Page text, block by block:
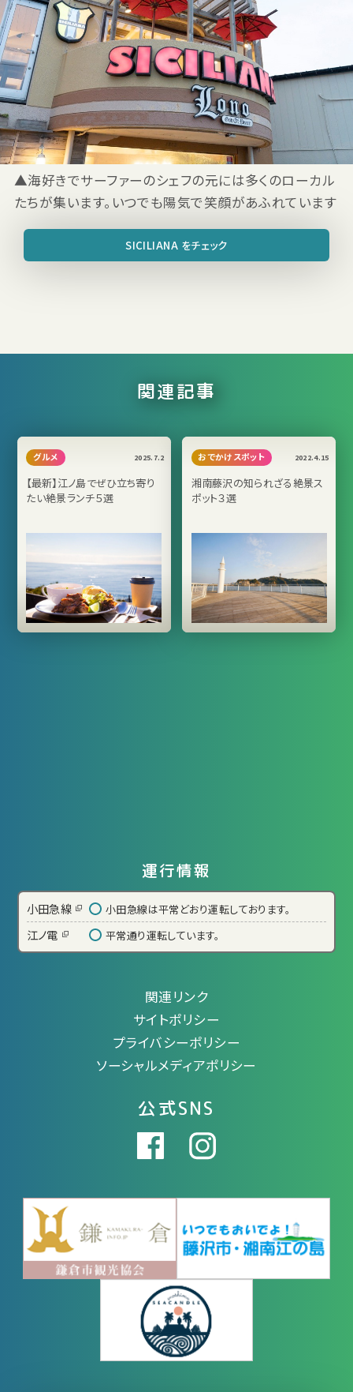
▲海好きでサーファーのシェフの元には多くのローカル
たちが集います。いつでも陽気で笑顔があふれています
SICILIANA をチェック
関連記事
グルメ 2025.7.2
【最新】江ノ島でぜひ立ち寄り
たい絶景ランチ５選
おでかけスポット 2022.4.15
湘南藤沢の知られざる絶景ス
ポット３選
運行情報
小田急線 小田急線は平常どおり運転しております。
江ノ電 平常通り運転しています。
関連リンク
サイトポリシー
プライバシーポリシー
ソーシャルメディアポリシー
公式SNS